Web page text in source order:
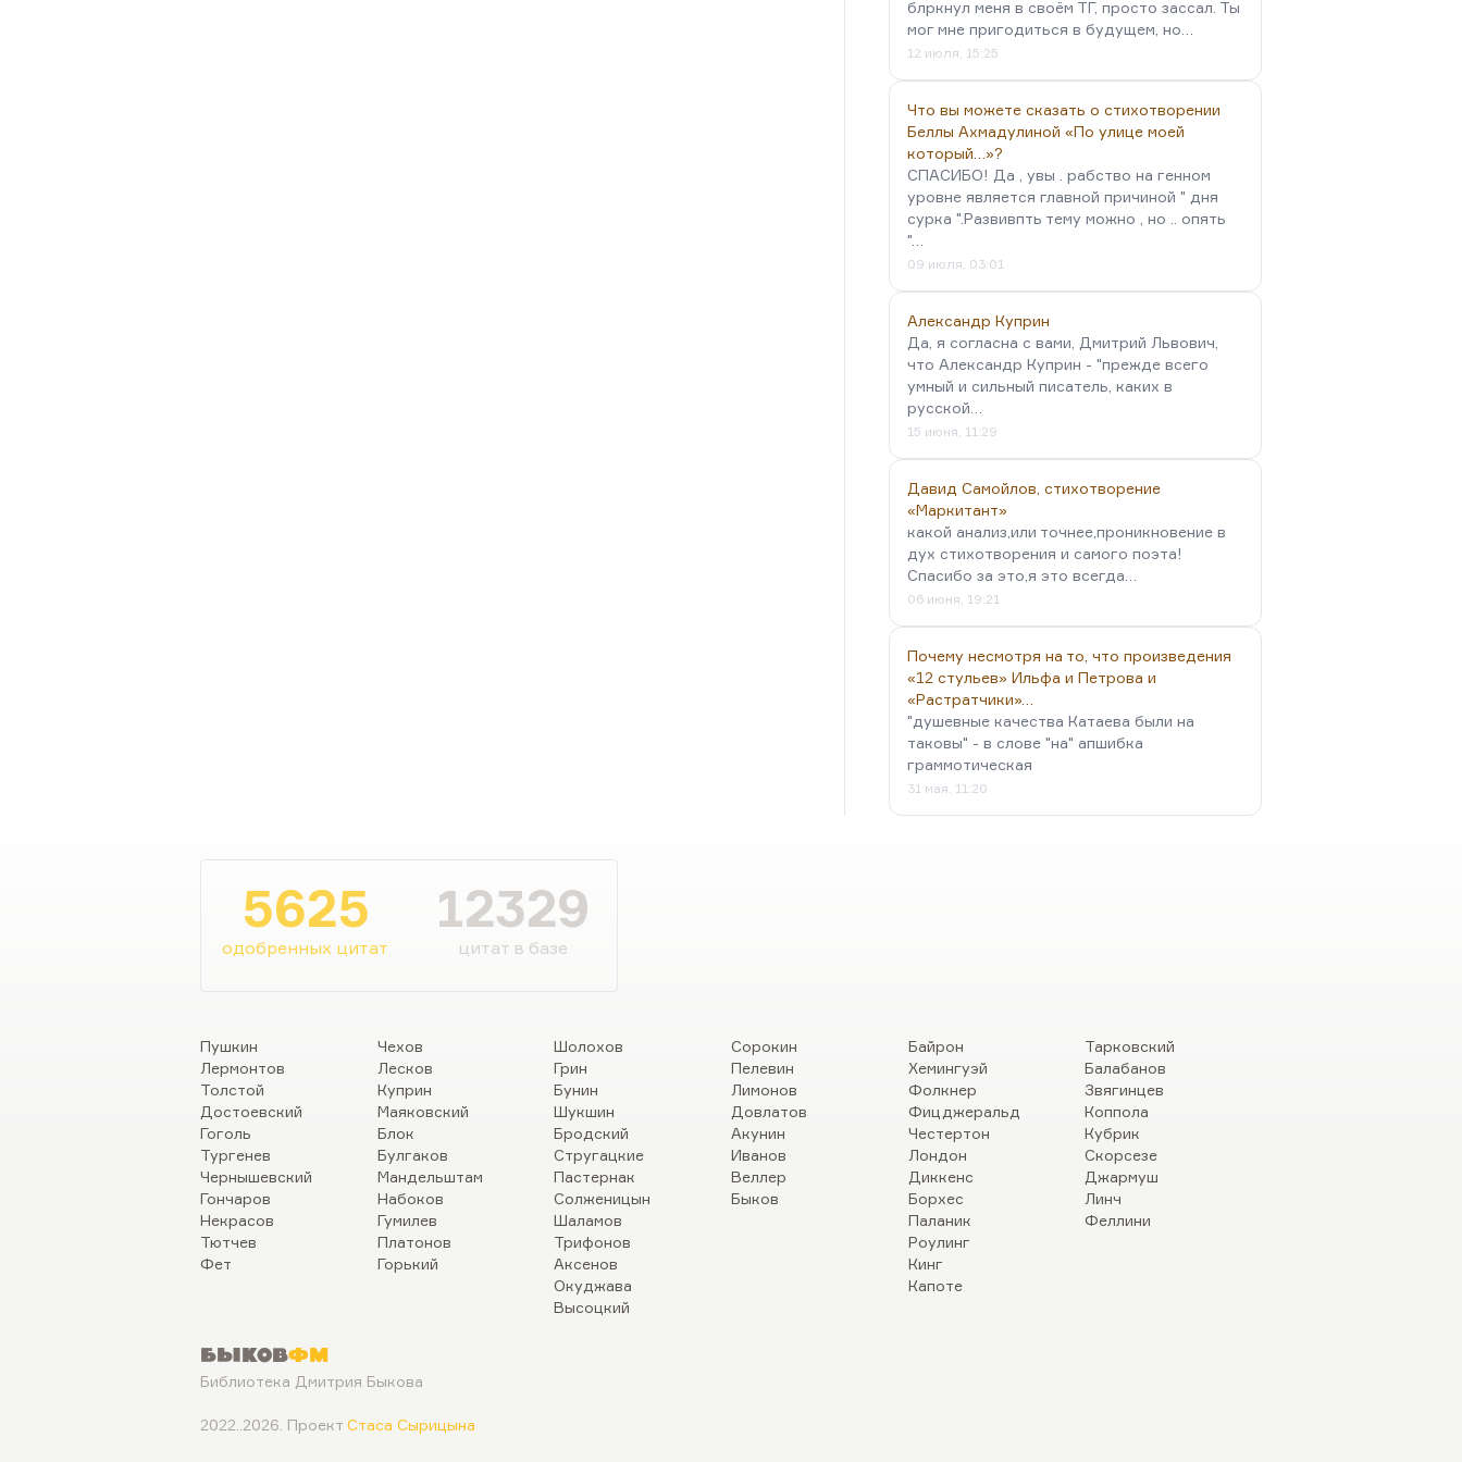
блркнул меня в своём ТГ, просто зассал. Ты
мог мне пригодиться в будущем, но…
12 июля, 15:25
Что вы можете сказать о стихотворении
Беллы Ахмадулиной «По улице моей
который…»?
СПАСИБО! Да , увы . рабство на генном
уровне является главной причиной " дня
сурка ".Развивпть тему можно , но .. опять
"…
09 июля, 03:01
Александр Куприн
Да, я согласна с вами, Дмитрий Львович,
что Александр Куприн - "прежде всего
умный и сильный писатель, каких в
русской…
15 июня, 11:29
Давид Самойлов, стихотворение
«Маркитант»
какой анализ,или точнее,проникновение в
дух стихотворения и самого поэта!
Спасибо за это,я это всегда…
06 июня, 19:21
Почему несмотря на то, что произведения
«12 стульев» Ильфа и Петрова и
«Растратчики»…
"душевные качества Катаева были на
таковы" - в слове "на" апшибка
граммотическая
31 мая, 11:20
5625
одобренных цитат
12329
цитат в базе
Пушкин
Лермонтов
Толстой
Достоевский
Гоголь
Тургенев
Чернышевский
Гончаров
Некрасов
Тютчев
Фет
Чехов
Лесков
Куприн
Маяковский
Блок
Булгаков
Мандельштам
Набоков
Гумилев
Платонов
Горький
Шолохов
Грин
Бунин
Шукшин
Бродский
Стругацкие
Пастернак
Солженицын
Шаламов
Трифонов
Аксенов
Окуджава
Высоцкий
Сорокин
Пелевин
Лимонов
Довлатов
Акунин
Иванов
Веллер
Быков
Байрон
Хемингуэй
Фолкнер
Фицджеральд
Честертон
Лондон
Диккенс
Борхес
Паланик
Роулинг
Кинг
Капоте
Тарковский
Балабанов
Звягинцев
Коппола
Кубрик
Скорсезе
Джармуш
Линч
Феллини
БыковФМ
Библиотека Дмитрия Быкова
2022..2026. Проект Стаса Сырицына